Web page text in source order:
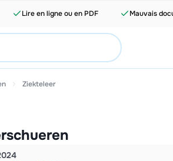
Lire en ligne ou en PDF Mauvais
Ziekteleer